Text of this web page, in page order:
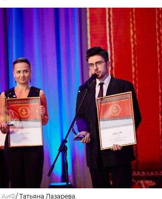
АиФ/ Татьяна Лазарева.